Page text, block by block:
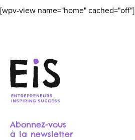
[wpv-view name="home" cached="off"]
Abonnez-vous
à la newsletter